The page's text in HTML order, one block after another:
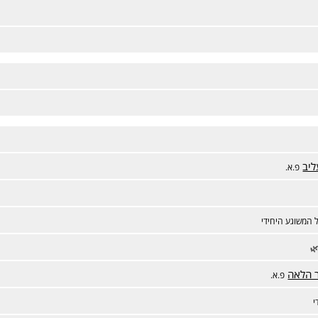
פ.א.
ל המשוגע היחידי
הלאה פ.א.